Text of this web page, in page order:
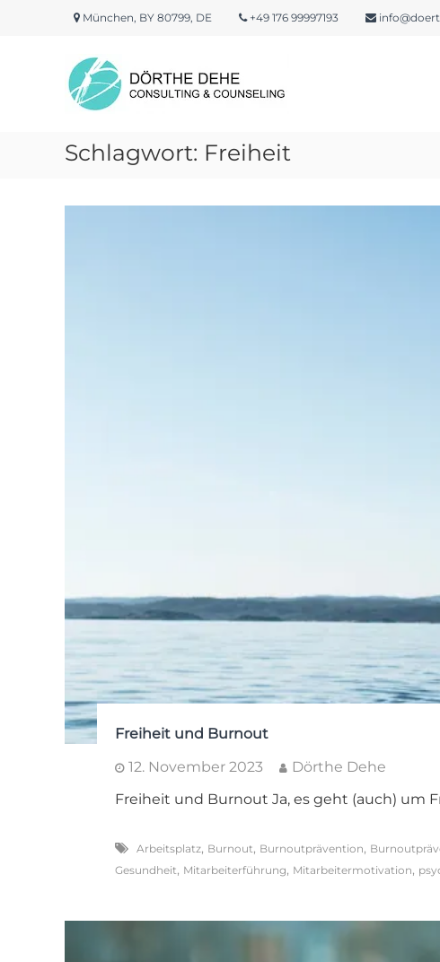
München, BY 80799, DE +49 176 99997193
Dörthe
Dehe
Consulting
Counseling
Schlagwort: Freiheit
Freiheit und Burnout
12. November 2023
Dörthe Dehe
Freiheit und Burnout Ja, es geht (auch) um
Arbeitsplatz, Burnout, Burnoutprävention,
Gesundheit, Mitarbeiterführung, Mitarbeitermotivation,